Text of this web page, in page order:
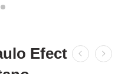
Efect